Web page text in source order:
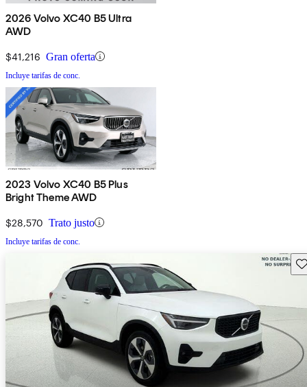
2026 Volvo XC40 B5 Ultra
AWD
$41,216 Gran oferta
Incluye tarifas de conc.
2023 Volvo XC40 B5 Plus
Bright Theme AWD
$28,570 Trato justo
Incluye tarifas de conc.